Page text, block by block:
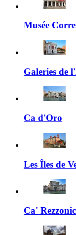
Musée
Galeries de
Ca d'Oro
Les Îles de
Ca'